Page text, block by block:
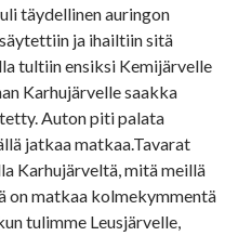
täydellinen auringon
ja ihailtiin sitä
tultiin ensiksi Kemijärvelle
Karhujärvelle saakka
Auton piti palata
jatkaa matkaa.Tavarat
Karhujärveltä, mitä meillä
on matkaa kolmekymmentä
tulimme Leusjärvelle,